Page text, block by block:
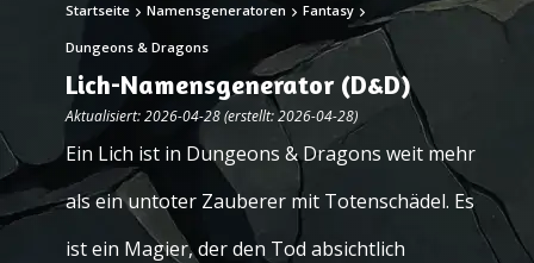
Startseite Namensgeneratoren Fantasy
Dungeons & Dragons
Lich-Namensgenerator (D&D)
Aktualisiert: 2026-04-28 (erstellt: 2026-04-28)
Ein Lich ist in Dungeons & Dragons weit mehr
als ein untoter Zauberer mit Totenschädel. Es
ist ein Magier, der den Tod absichtlich